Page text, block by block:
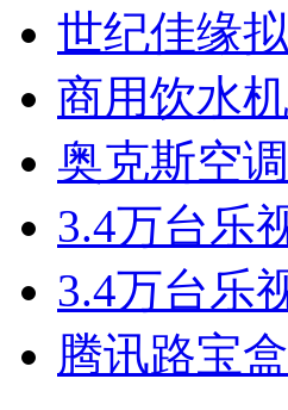
世纪佳缘
商用饮水
奥克斯空
3.4万台乐
3.4万台乐
腾讯路宝